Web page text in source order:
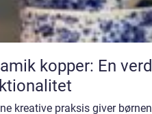
kopper: En
kreative praksis giver